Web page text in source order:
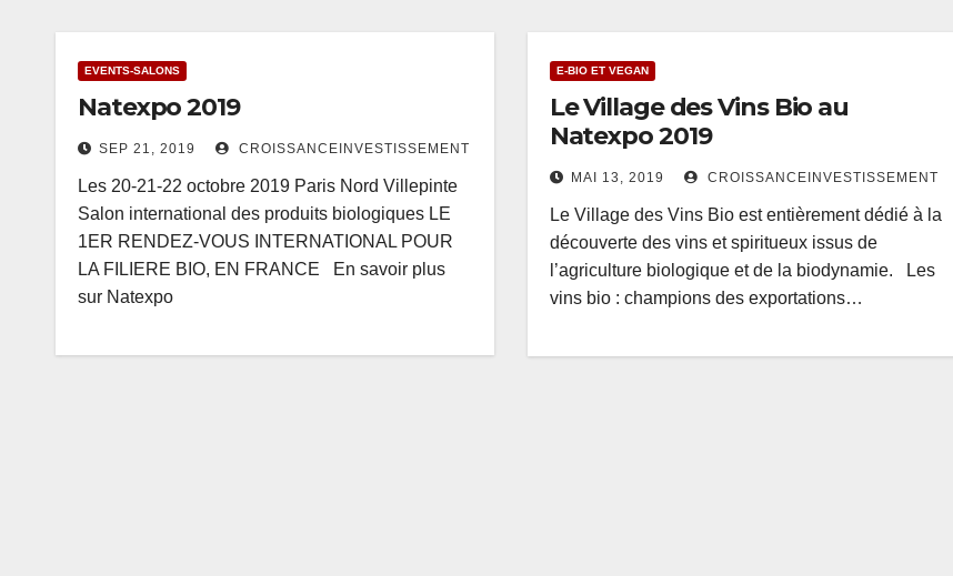
EVENTS-SALONS
Natexpo 2019
SEP 21, 2019 CROISSANCEINVESTISSEMENT
Les 20-21-22 octobre 2019 Paris Nord Villepinte
Salon international des produits biologiques LE
1ER RENDEZ-VOUS INTERNATIONAL POUR
LA FILIERE BIO, EN FRANCE En savoir plus
sur Natexpo
E-BIO ET VEGAN
Le Village des Vins Bio au
Natexpo 2019
MAI 13, 2019 CROISSANCEINVESTISSEMENT
Le Village des Vins Bio est entièrement dédié à la
découverte des vins et spiritueux issus de
l’agriculture biologique et de la biodynamie. Les
vins bio : champions des exportations…